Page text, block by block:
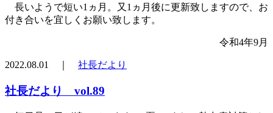
長いようで短い1ヵ月。又1ヵ月後に更新致しますので、お
付き合いを宜しくお願い致します。
令和4年9月
2022.08.01 ｜ 社長だより
社長だより vol.89